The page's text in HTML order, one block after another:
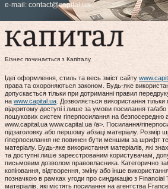
e-mail: contact@capital.ua
Бізнес починається з Капіталу
Ідеї оформлення, стиль та весь зміст сайту
права та охороняються законом. Будь-яке
допускається тільки при дотриманні правил
на www.capital.ua. Дозволяється використання
відкритому доступі і лише за умови посилання та/або
пошукових систем гіперпосилання на безпосередню
www.capital.ua www.capital.ua /a>. Посилання/
підзаголовку або першому абзаці матеріалу. Розмір
гіперпосилання не повинен бути меншим за шрифт
матеріалу. Будь-яке використання матеріалів, які
та доступні лише зареєстрованим користувачам,
письмовим дозволом правовласника. Категорично
копіювання, відтворення, зміну або інше
позначкою в рамках угоди про синдикацію з
матеріалів, які містять посилання на агентства